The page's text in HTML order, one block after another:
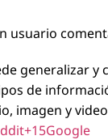
usuario
generalizar y
de
imagen y